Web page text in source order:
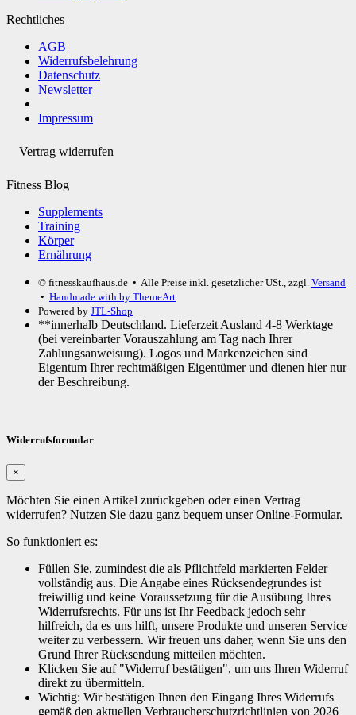
Rechtliches
AGB
Widerrufsbelehrung
Datenschutz
Newsletter
Impressum
Vertrag widerrufen
Fitness Blog
Supplements
Training
Körper
Ernährung
© fitnesskaufhaus.de • Alle Preise inkl. gesetzlicher USt., zzgl. Versand
• Handmade with by ThemeArt
Powered by JTL-Shop
**innerhalb Deutschland. Lieferzeit Ausland 4-8 Werktage
(bei vereinbarter Vorauszahlung am Tag nach Ihrer
Zahlungsanweisung). Logos und Markenzeichen sind
Eigentum Ihrer rechtmäßigen Eigentümer und dienen hier nur
der Beschreibung.
Widerrufsformular
×
Möchten Sie einen Artikel zurückgeben oder einen Vertrag
widerrufen? Nutzen Sie dazu ganz bequem unser Online-Formular.
So funktioniert es:
Füllen Sie, zumindest die als Pflichtfeld markierten Felder
vollständig aus. Die Angabe eines Rücksendegrundes ist
freiwillig und keine Voraussetzung für die Ausübung Ihres
Widerrufsrechts. Für uns ist Ihr Feedback jedoch sehr
hilfreich, da es uns hilft, unsere Produkte und unseren Service
weiter zu verbessern. Wir freuen uns daher, wenn Sie uns den
Grund Ihrer Rücksendung mitteilen möchten.
Klicken Sie auf "Widerruf bestätigen", um uns Ihren Widerruf
direkt zu übermitteln.
Wichtig: Wir bestätigen Ihnen den Eingang Ihres Widerrufs
gemäß den aktuellen Verbraucherschutzrichtlinien von 2026